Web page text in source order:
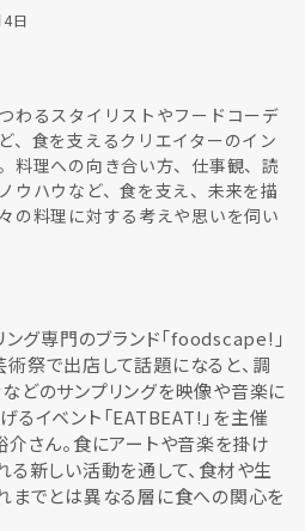
日
わるスタイリストやフードコーデ
、食を支えるクリエイターのイン
料理への向き合い方、仕事観、読
ウハウなど、食を支え、未来を描
の料理に対する考えや思いを伺い
グ専門のブランド「foodscape!」
祭で出店して話題になると、調
どのサンプリングを映像や音楽に
るイベント「EATBEAT!」を主催
介さん。食にアートや音楽を掛け
る新しい活動を通して、食材や生
までとは異なる層に食への関心を